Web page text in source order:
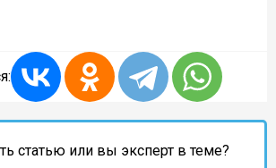
статью или вы эксперт в теме?